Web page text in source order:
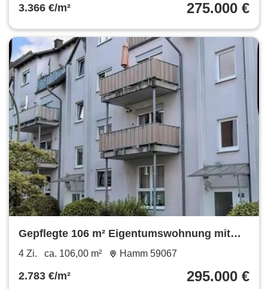
3.366 €/m² 275.000 €
Gepflegte 106 m² Eigentumswohnung mit
Balkon – Hamm 59067
4 Zi. ca. 106,00 m² Hamm 59067
2.783 €/m² 295.000 €